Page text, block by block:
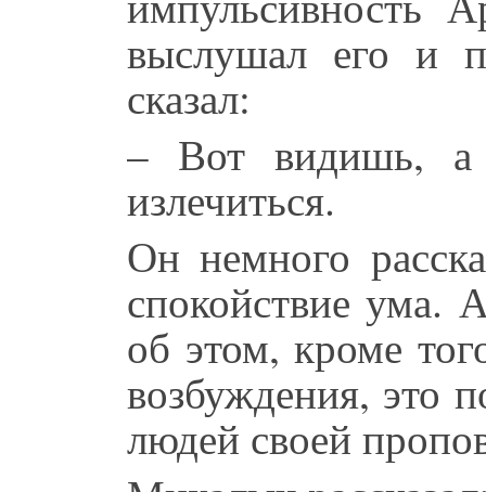
выслушал его и
сказал:
– Вот видишь,
излечиться.
Он немного
спокойствие ума.
об этом, кроме
возбуждения, это
людей своей